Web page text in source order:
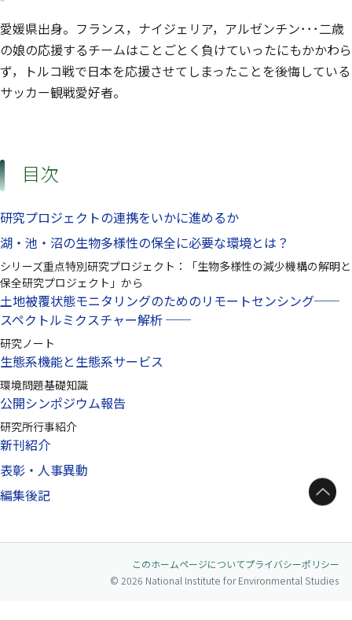
愛媛県出身。フランス，ナイジェリア，アルゼンチン･･･二歳
の娘の応援するチームはことごとく負けていったにもかかわら
ず，トルコ戦で日本を応援させてしまったことを後悔している
サッカー観戦愛好者。
目次
研究プロジェクトの連携をいかに進めるか
湖・池・沼の生物多様性の保全に必要な環境とは？
シリーズ重点特別研究プロジェクト：「生物多様性の減少機構の解明と
保全研究プロジェクト」から
土地被覆状態モニタリングのためのリモートセンシング──
スペクトルミクスチャー解析 ──
研究ノート
生態系機能と生態系サービス
環境問題基礎知識
公開シンポジウム報告
研究所行事紹介
新刊紹介
表彰・人事異動
編集後記
ページトップへ
このホームページについてプライバシーポリシー
© 2026 National Institute for Environmental Studies